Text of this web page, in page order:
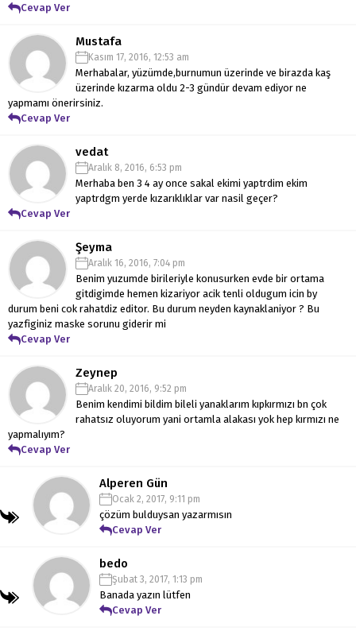
Cevap Ver
Mustafa
Kasım 17, 2016, 12:53 am
Merhabalar, yüzümde,burnumun üzerinde ve birazda kaş
üzerinde kızarma oldu 2-3 gündür devam ediyor ne
yapmamı önerirsiniz.
Cevap Ver
vedat
Aralık 8, 2016, 6:53 pm
Merhaba ben 3 4 ay once sakal ekimi yaptrdim ekim
yaptrdgm yerde kızarıklıklar var nasil geçer?
Cevap Ver
Şeyma
Aralık 16, 2016, 7:04 pm
Benim yuzumde birileriyle konusurken evde bir ortama
gitdigimde hemen kizariyor acik tenli oldugum icin by
durum beni cok rahatdiz editor. Bu durum neyden kaynaklaniyor ? Bu
yazfiginiz maske sorunu giderir mi
Cevap Ver
Zeynep
Aralık 20, 2016, 9:52 pm
Benim kendimi bildim bileli yanaklarım kıpkırmızı bn çok
rahatsız oluyorum yani ortamla alakası yok hep kırmızı ne
yapmalıyım?
Cevap Ver
Alperen Gün
Ocak 2, 2017, 9:11 pm
çözüm bulduysan yazarmısın
Cevap Ver
bedo
Şubat 3, 2017, 1:13 pm
Banada yazın lütfen
Cevap Ver